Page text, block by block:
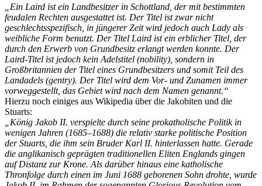
„Ein Laird ist ein Landbesitzer in Schottland, der mit bestimmten
feudalen Rechten ausgestattet ist. Der Titel ist zwar nicht
geschlechtsspezifisch, in jüngerer Zeit wird jedoch auch Lady als
weibliche Form benutzt. Der Titel Laird ist ein erblicher Titel, der
durch den Erwerb von Grundbesitz erlangt werden konnte. Der
Laird-Titel ist jedoch kein Adelstitel (nobility), sondern in
Großbritannien der Titel eines Grundbesitzers und somit Teil des
Landadels (gentry). Der Titel wird dem Vor- und Zunamen immer
vorweggestellt, das Gebiet wird nach dem Namen genannt.“
Hierzu noch einiges aus Wikipedia über die Jakobiten und die
Stuarts:
„König Jakob II. verspielte durch seine prokatholische Politik in
wenigen Jahren (1685–1688) die relativ starke politische Position
der Stuarts, die ihm sein Bruder Karl II. hinterlassen hatte. Gerade
die anglikanisch geprägten traditionellen Eliten Englands gingen
auf Distanz zur Krone. Als darüber hinaus eine katholische
Thronfolge durch einen im Juni 1688 geborenen Sohn drohte, wurde